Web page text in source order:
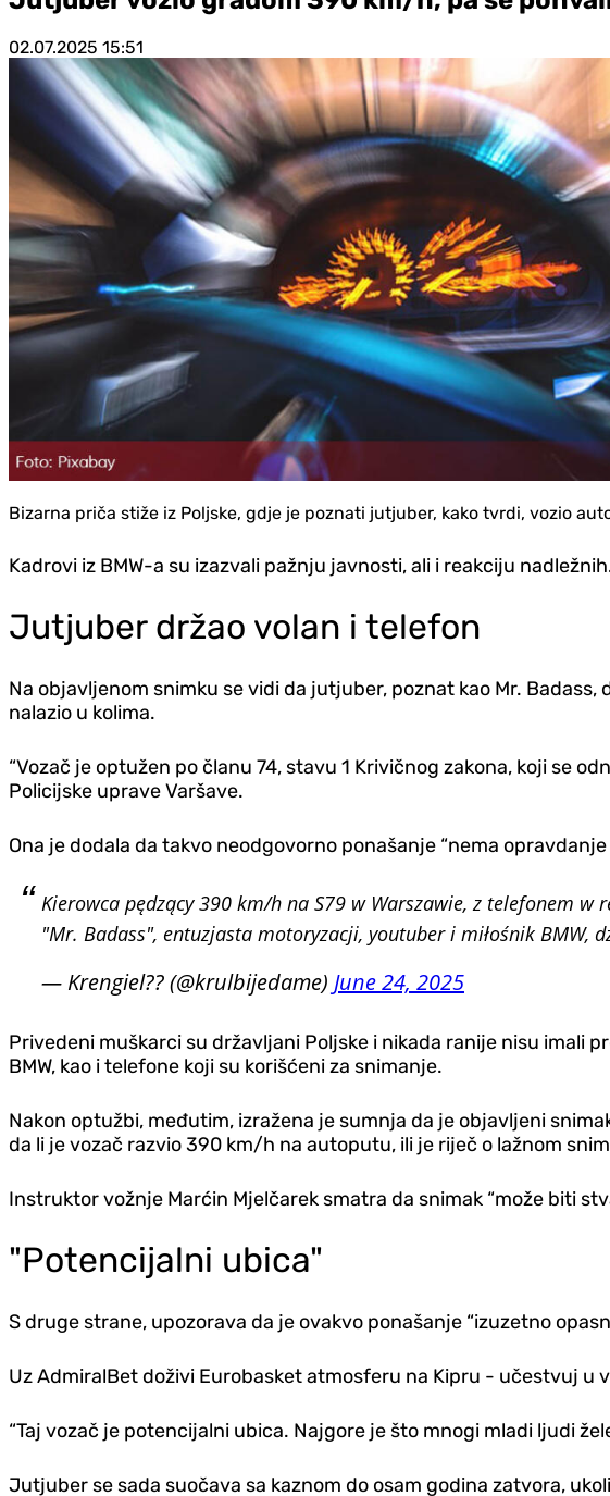
02.07.2025 15:51
Bizarna priča stiže iz Poljske, gdje je poznati jutjuber, kako tvrdi, vozio
Kadrovi iz BMW-a su izazvali pažnju javnosti, ali i reakciju
Jutjuber držao volan i telefon
Na objavljenom snimku se vidi da jutjuber, poznat kao Mr.
nalazio u kolima.
“Vozač je optužen po članu 74, stavu 1 Krivičnog zakona, koji se
Policijske uprave Varšave.
Ona je dodala da takvo neodgovorno ponašanje “nema
Kierowca pędzący 390 km/h na S79 w Warszawie, z telefonem
"Mr. Badass", entuzjasta motoryzacji, youtuber i miłośnik BMW,
— Krengiel?? (@krulbijedame) June 24, 2025
Privedeni muškarci su državljani Poljske i nikada ranije nisu imali
BMW, kao i telefone koji su korišćeni za snimanje.
Nakon optužbi, međutim, izražena je sumnja da je objavljeni
da li je vozač razvio 390 km/h na autoputu, ili je riječ o lažnom
Instruktor vožnje Marćin Mjelčarek smatra da snimak “može biti
"Potencijalni ubica"
S druge strane, upozorava da je ovakvo ponašanje “izuzetno
Uz AdmiralBet doživi Eurobasket atmosferu na Kipru - učestvuj u
“Taj vozač je potencijalni ubica. Najgore je što mnogi mladi ljudi
Jutjuber se sada suočava sa kaznom do osam godina zatvora,